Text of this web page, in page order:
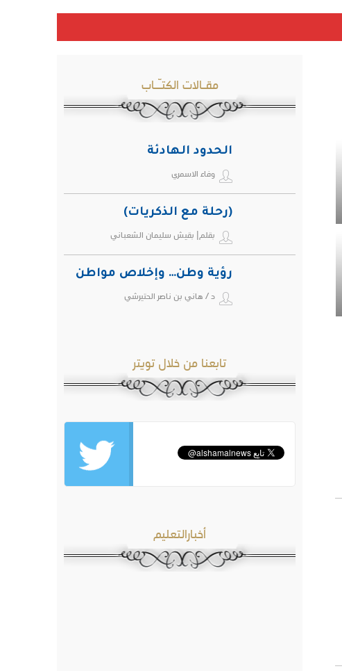
مقـالات الكتـّـاب
الحدود الهادئة
وفاء الاسمري
(رحلة مع الذكريات)
بقلم| بقيش سليمان الشعباني
رؤية وطن… وإخلاص مواطن
د / هاني بن ناصر الحتيرشي
تابعنا من خلال تويتر
أخبارالتعليم